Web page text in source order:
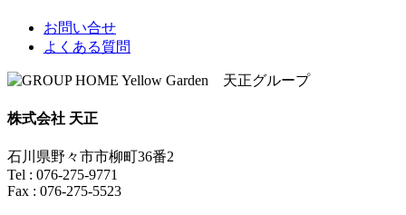
お問い合せ
よくある質問
株式会社 天正
石川県野々市市柳町36番2
Tel : 076-275-9771
Fax : 076-275-5523